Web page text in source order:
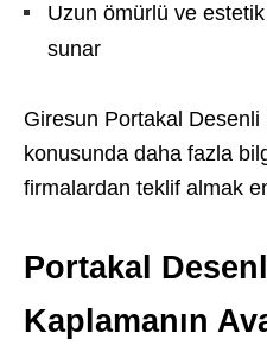
Uzun ömürlü ve
sunar
Giresun Portakal Desenli
konusunda daha fazla
firmalardan teklif almak
Portakal
Kaplamanın